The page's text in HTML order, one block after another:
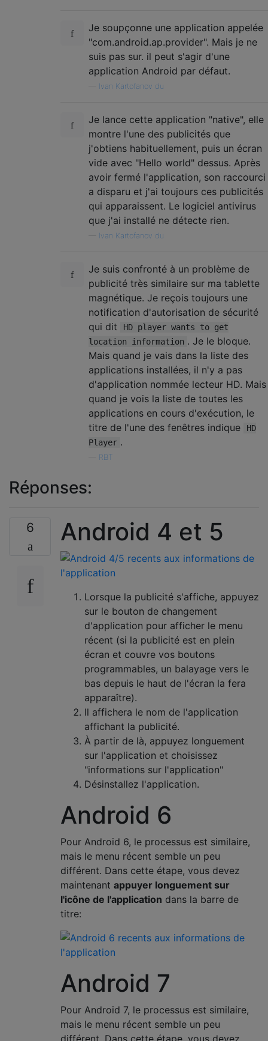
Je soupçonne une application appelée
"com.android.ap.provider". Mais je ne
suis pas sur. il peut s'agir d'une
application Android par défaut.
Ivan Kartofanov du
Je lance cette application "native", elle
montre l'une des publicités que
j'obtiens habituellement, puis un écran
vide avec "Hello world" dessus. Après
avoir fermé l'application, son raccourci
a disparu et j'ai toujours ces publicités
qui apparaissent. Le logiciel antivirus
que j'ai installé ne détecte rien.
Ivan Kartofanov du
Je suis confronté à un problème de
publicité très similaire sur ma tablette
magnétique. Je reçois toujours une
notification d'autorisation de sécurité
qui dit
HD player wants to get
location information . Je le bloque.
Mais quand je vais dans la liste des
applications installées, il n'y a pas
d'application nommée lecteur HD. Mais
quand je vois la liste de toutes les
applications en cours d'exécution, le
titre de l'une des fenêtres indique
HD
Player .
RBT
Réponses:
6 Android 4 et 5
Lorsque la publicité s'affiche, appuyez
sur le bouton de changement
d'application pour afficher le menu
récent (si la publicité est en plein
écran et couvre vos boutons
programmables, un balayage vers le
bas depuis le haut de l'écran la fera
apparaître).
Il affichera le nom de l'application
affichant la publicité.
À partir de là, appuyez longuement
sur l'application et choisissez
"informations sur l'application"
Désinstallez l'application.
Android 6
Pour Android 6, le processus est similaire,
mais le menu récent semble un peu
différent. Dans cette étape, vous devez
maintenant appuyer longuement sur
l'icône de l'application dans la barre de
titre:
Android 7
Pour Android 7, le processus est similaire,
mais le menu récent semble un peu
différent. Dans cette étape, vous devez